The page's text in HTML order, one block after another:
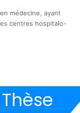
médecine, ayant
centres hospitalo-